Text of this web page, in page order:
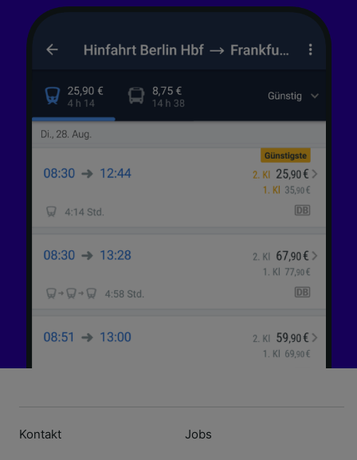
Kontakt Jobs
Folgendes bereitzustellen:
Endgeräteeigenschaften zur Identifikation
Informationen auf einem Endgerät.
Personalisierte Werbung und Inhalte, Messung
von Werbeleistung und der Performance von
Inhalten, Zielgruppenforschung sowie